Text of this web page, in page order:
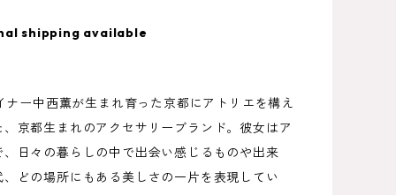
shipping available
ナー中西薫が生まれ育った京都にアトリエを構え
京都生まれのアクセサリーブランド。彼女はア
日々の暮らしの中で出会い感じるものや出来
どの場所にもある美しさの一片を表現してい